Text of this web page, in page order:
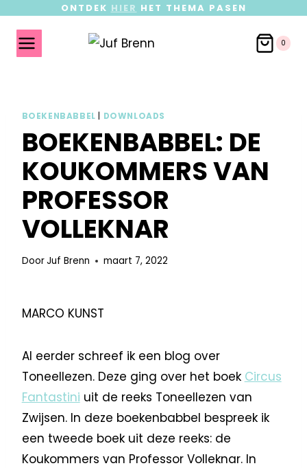
ONTDEK HIER HET THEMA PASEN
0
BOEKENBABBEL DOWNLOADS
BOEKENBABBEL: DE
KOUKOMMERS VAN
PROFESSOR
VOLLEKNAR
DoorJuf Brenn maart 7, 2022
MARCO KUNST
Al eerder schreef ik een blog over
Toneellezen. Deze ging over het boek Circus
Fantastini uit de reeks Toneellezen van
Zwijsen. In deze boekenbabbel bespreek ik
een tweede boek uit deze reeks: de
Koukommers van Professor Volleknar. In